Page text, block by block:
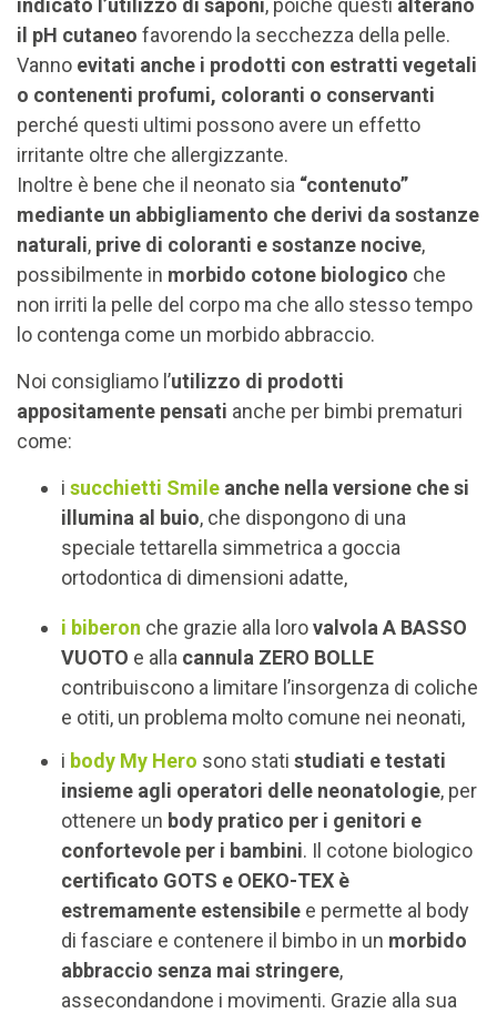
indicato l’utilizzo di saponi, poiché questi alterano
il pH cutaneo favorendo la secchezza della pelle.
Vanno evitati anche i prodotti con estratti vegetali
o contenenti profumi, coloranti o conservanti
perché questi ultimi possono avere un effetto
irritante oltre che allergizzante.
Inoltre è bene che il neonato sia “contenuto”
mediante un abbigliamento che derivi da sostanze
naturali, prive di coloranti e sostanze nocive,
possibilmente in morbido cotone biologico che
non irriti la pelle del corpo ma che allo stesso tempo
lo contenga come un morbido abbraccio.
Noi consigliamo l’utilizzo di prodotti
appositamente pensati anche per bimbi prematuri
come:
i succhietti Smile anche nella versione che si
illumina al buio, che dispongono di una
speciale tettarella simmetrica a goccia
ortodontica di dimensioni adatte,
i biberon che grazie alla lorovalvola A BASSO
VUOTO e alla cannula ZERO BOLLE
contribuiscono a limitare l’insorgenza di coliche
e otiti, un problema molto comune nei neonati,
i body My Hero sono stati studiati e testati
insieme agli operatori delle neonatologie, per
ottenere un body pratico per i genitori e
confortevole per i bambini. Il cotone biologico
certificato GOTS e OEKO-TEX è
estremamente estensibile e permette al body
di fasciare e contenere il bimbo in un morbido
abbraccio senza mai stringere,
assecondandone i movimenti. Grazie alla sua